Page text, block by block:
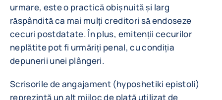
urmare, este o practică obișnuită și larg
răspândită ca mai mulți creditori să endoseze
cecuri postdatate. În plus, emitenții cecurilor
neplătite pot fi urmăriți penal, cu condiția
depunerii unei plângeri.
Scrisorile de angajament (hyposhetiki epistoli)
reprezintă un alt mijloc de plată utilizat de